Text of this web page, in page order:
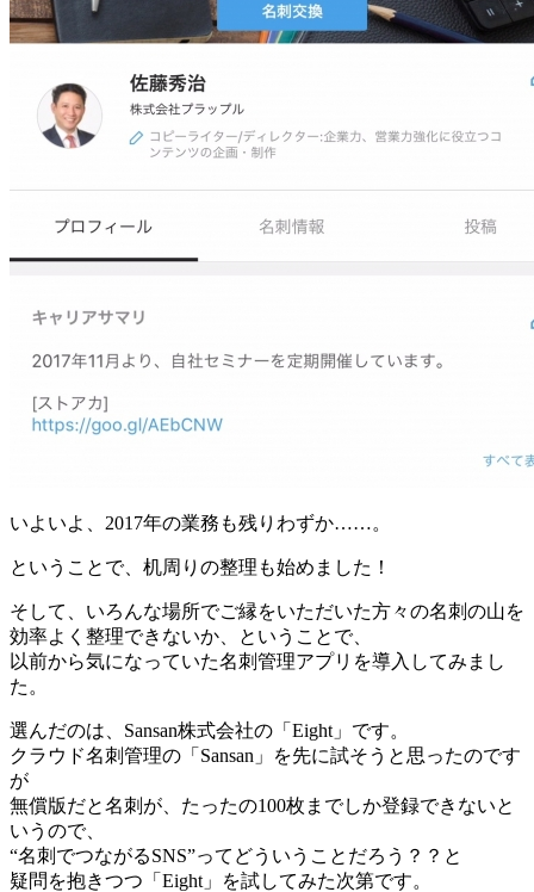
いよいよ、2017年の業務も残りわずか……。
ということで、机周りの整理も始めました！
そして、いろんな場所でご縁をいただいた方々の名刺の山を
効率よく整理できないか、ということで、
以前から気になっていた名刺管理アプリを導入してみまし
た。
選んだのは、Sansan株式会社の「Eight」です。
クラウド名刺管理の「Sansan」を先に試そうと思ったのです
が
無償版だと名刺が、たったの100枚までしか登録できないと
いうので、
“名刺でつながるSNS”ってどういうことだろう？？と
疑問を抱きつつ「Eight」を試してみた次第です。